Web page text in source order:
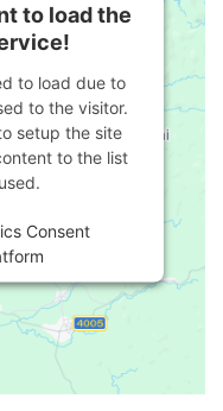
to load the
to load due to
to the visitor.
setup the site
to the list
Consent